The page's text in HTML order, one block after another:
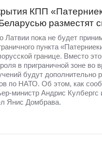
КПП
разместят
Латвии пока не будет
пункта
границе. Вместо
в приграничной зоне во
будут дополнительно
по НАТО. Об этом, как
министр Андрис Кулбергс
Янис Домбрава.